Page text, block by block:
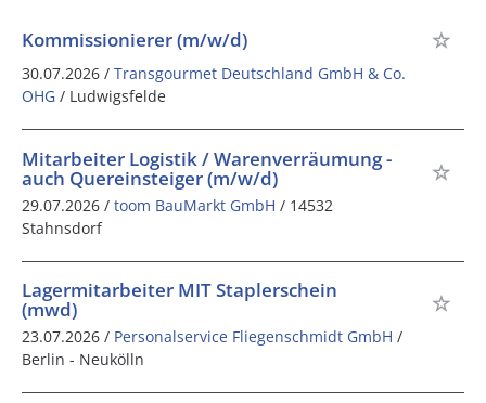
Kommissionierer (m/w/d)
30.07.2026 / Transgourmet Deutschland GmbH & Co.
OHG / Ludwigsfelde
Mitarbeiter Logistik / Warenverräumung -
auch Quereinsteiger (m/w/d)
29.07.2026 / toom BauMarkt GmbH / 14532
Stahnsdorf
Lagermitarbeiter MIT Staplerschein
(mwd)
23.07.2026 / Personalservice Fliegenschmidt GmbH /
Berlin - Neukölln